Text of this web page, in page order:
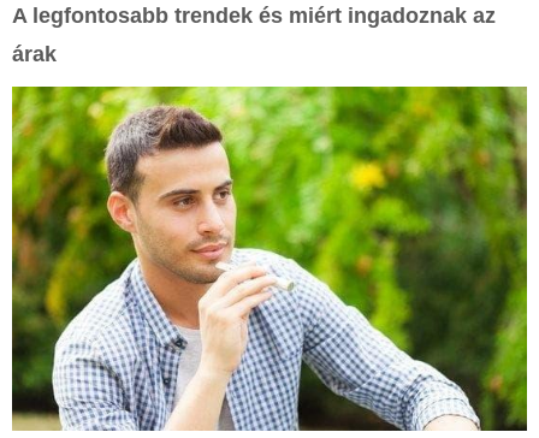
A legfontosabb trendek és miért ingadoznak az
árak